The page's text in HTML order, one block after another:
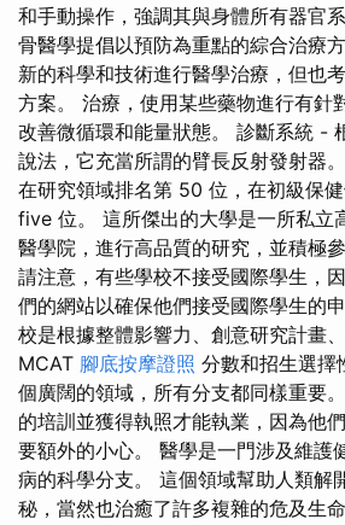
和手動操作，強調其與身體所有器官
骨醫學提倡以預防為重點的綜合治療
新的科學和技術進行醫學治療，但也
方案。 治療，使用某些藥物進行有針
改善微循環和能量狀態。 診斷系統 -
說法，它充當所謂的臂長反射發射器
在研究領域排名第 50 位，在初級保
five 位。 這所傑出的大學是一所私立
醫學院，進行高品質的研究，並積極
請注意，有些學校不接受國際學生，
們的網站以確保他們接受國際學生的
校是根據整體影響力、創意研究計畫、
MCAT 腳底按摩證照 分數和招生選擇
個廣闊的領域，所有分支都同樣重要
的培訓並獲得執照才能執業，因為他
要額外的小心。 醫學是一門涉及維護
病的科學分支。 這個領域幫助人類解
秘，當然也治癒了許多複雜的危及生